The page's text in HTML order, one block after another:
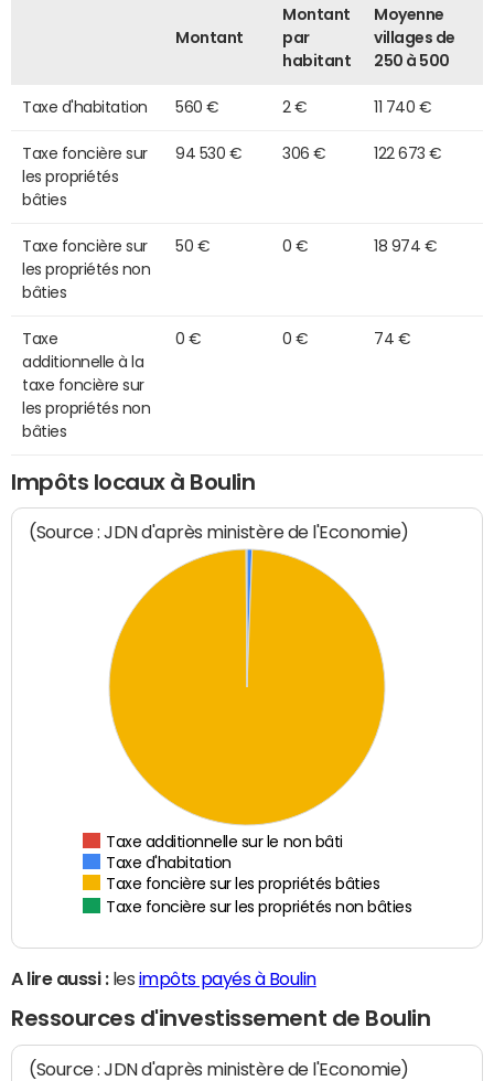
Montant
Montant
par
habitant
Moyenne
villages de
250 à 500
Taxe d'habitation 560 € 2 € 11 740 €
Taxe foncière sur
les propriétés
bâties
94 530 € 306 € 122 673 €
Taxe foncière sur
les propriétés non
bâties
50 € 0 € 18 974 €
Taxe
additionnelle à la
taxe foncière sur
les propriétés non
bâties
0 € 0 € 74 €
Impôts locaux à Boulin
(Source : JDN d'après ministère de l'Economie)
Taxe additionnelle sur le non bâti
Taxe d'habitation
Taxe foncière sur les propriétés bâties
Taxe foncière sur les propriétés non bâties
A lire aussi :les impôts payés à Boulin
Ressources d'investissement de Boulin
(Source : JDN d'après ministère de l'Economie)